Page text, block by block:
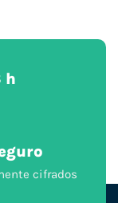
h
cifrados